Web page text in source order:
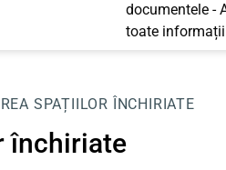
documentele -
toate
SPAȚIILOR ÎNCHIRIATE
închiriate